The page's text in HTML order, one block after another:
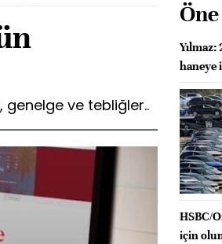
genelge ve tebliğler..
haneye
HSBC/
için